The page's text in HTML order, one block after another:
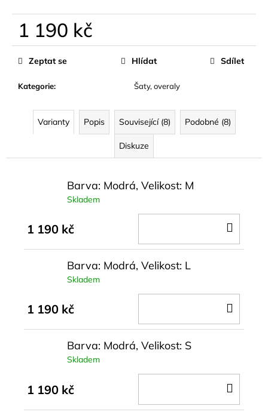
1 190 kč
Měrná
Kategorie: Šaty, overaly
Zeptat se Hlídat Sdílet
Varianty Popis Související (8) Podobné (8)
Diskuze
Barva: Modrá, Velikost: M
Skladem
1 190 kč
Barva: Modrá, Velikost: L
Skladem
1 190 kč
Barva: Modrá, Velikost: S
Skladem
1 190 kč